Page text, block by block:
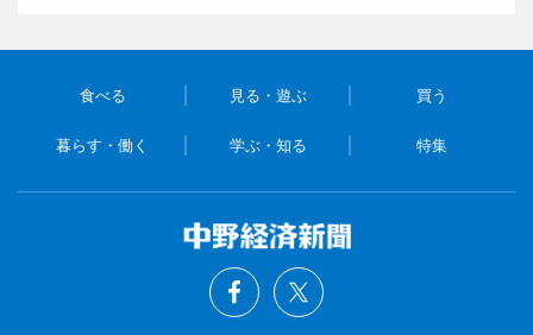
食べる 見る・遊ぶ 買う
暮らす・働く 学ぶ・知る 特集